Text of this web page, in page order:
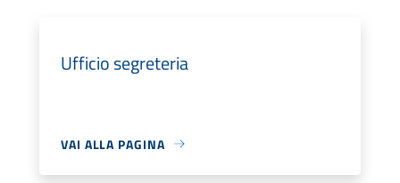
Ufficio segreteria
VAI ALLA PAGINA